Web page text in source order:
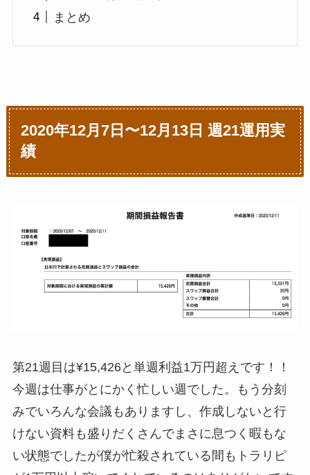
まとめ
2020年12月7日〜12月13日 週21運用実
績
第21週目は¥15,426と単週利益1万円超えです！！
今週は仕事がとにかく忙しい週でした。もう分刻
みでいろんな会議もありますし、作成しないと行
けない資料も盛りだくさんでまさに息つく暇もな
い状態でしたが僕が忙殺されている間もトラリピ